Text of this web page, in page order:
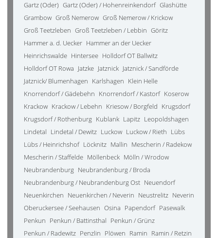
Gartz (Oder) Gartz (Oder) / Hohenreinkendorf Glashütte
Grambow Groß Nemerow Groß Nemerow / Krickow
Groß Teetzleben Groß Teetzleben / Lebbin Göritz
Hammer a. d. Uecker Hammer an der Uecker
Heinrichswalde Hintersee Holldorf OT Ballwitz
Holldorf OT Rowa Jatzke Jatznick Jatznick / Sandförde
Jatznick/ Blumenhagen Karlshagen Klein Helle
Knorrendorf / Gädebehn Knorrendorf / Kastorf Koserow
Krackow Krackow / Lebehn Kriesow / Borgfeld Krugsdorf
Krugsdorf / Rothenburg Kublank Lapitz Leopoldshagen
Lindetal Lindetal / Dewitz Luckow Luckow / Rieth Lübs
Lübs / Heinrichshof Löcknitz Mallin Mescherin / Radekow
Mescherin / Staffelde Möllenbeck Mölln / Wrodow
Neubrandenburg Neubrandenburg / Broda
Neubrandenburg / Neubrandenburg Ost Neuendorf
Neuenkirchen Neuenkirchen / Neverin Neustrelitz Neverin
Oberuckersee / Seehausen Osina Papendorf Pasewalk
Penkun Penkun / Battinsthal Penkun / Grünz
Penkun / Radewitz Penzlin Plöwen Ramin Ramin / Retzin